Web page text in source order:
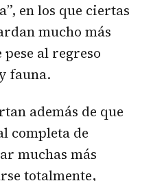
en los que ciertas
mucho más
al regreso
fauna.
además de que
completa de
muchas más
totalmente,